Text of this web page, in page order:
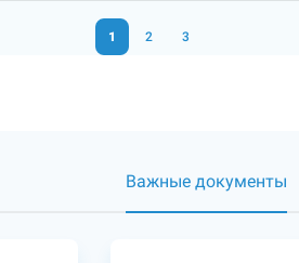
1 2 3
Важные документы